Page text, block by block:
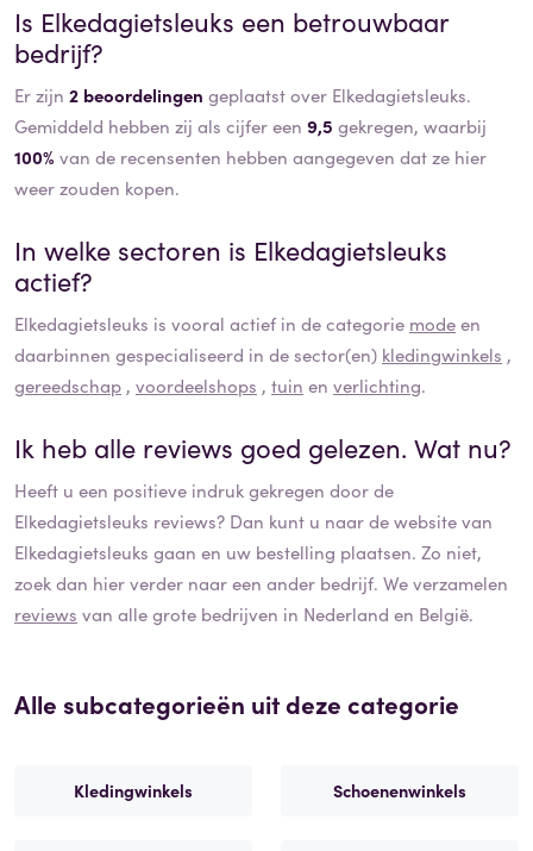
Is Elkedagietsleuks een betrouwbaar
bedrijf?
Er zijn 2 beoordelingen geplaatst over Elkedagietsleuks.
Gemiddeld hebben zij als cijfer een 9,5 gekregen, waarbij
100% van de recensenten hebben aangegeven dat ze hier
weer zouden kopen.
In welke sectoren is Elkedagietsleuks
actief?
Elkedagietsleuks is vooral actief in de categorie modeen
daarbinnen gespecialiseerd in de sector(en) kledingwinkels ,
gereedschap , voordeelshops , tuin en verlichting.
Ik heb alle reviews goed gelezen. Wat nu?
Heeft u een positieve indruk gekregen door de
Elkedagietsleuks reviews? Dan kunt u naar de website van
Elkedagietsleuks gaan en uw bestelling plaatsen. Zo niet,
zoek dan hier verder naar een ander bedrijf. We verzamelen
reviews van alle grote bedrijven in Nederland en België.
Alle subcategorieën uit deze categorie
Kledingwinkels Schoenenwinkels